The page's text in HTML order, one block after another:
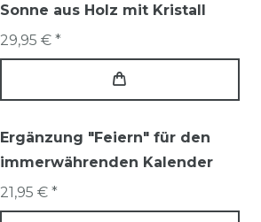
Sonne aus Holz mit Kristall
29,95 € *
Ergänzung "Feiern" für den
immerwährenden Kalender
21,95 € *